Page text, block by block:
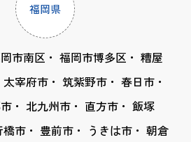
福岡県
市南区 福岡市博多区
糟屋
太宰府市 筑紫野市
春日市
北九州市 直方市
飯塚
橋市 豊前市 うきは市
朝倉